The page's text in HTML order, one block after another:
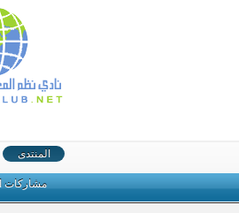
المنتدى
مشاركات